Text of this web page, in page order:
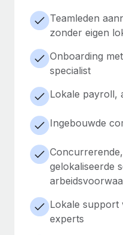
Teamleden
zonder eigen
Onboarding
specialist
Lokale payroll,
Ingebouwde
gelokaliseerde
Lokale support
experts